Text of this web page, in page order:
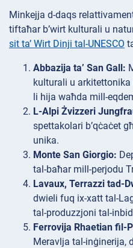
Minkejja d-daqs
tiftaħar b’wirt kulturali u
sit ta’ Wirt Dinji tal-UNESCO
Abbazija ta’ San Gall:
kulturali u
li hija waħda mill-
L-Alpi Żvizzeri
spettakolari b’qċaċet
unika.
Monte San Giorgio:
tal-baħar mill-perjodu
Lavaux, Terrazzi tad-
dwieli fuq ix-xatt tal-
tal-produzzjoni tal-
Ferrovija Rhaetian fil-
Meravlja tal-inġinerija,